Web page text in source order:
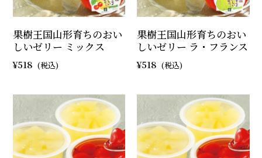
果樹王国山形育ちのおい
しいゼリー ミックス
518
果樹王国山形育ちのおい
しいゼリー ラ・フランス
518